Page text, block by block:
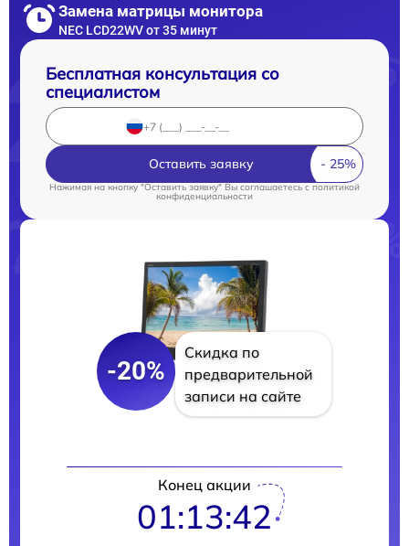
Замена матрицы монитора
NEC LCD22WV от 35 минут
Бесплатная консультация со
специалистом
Оставить заявку
Нажимая на кнопку "Оставить заявку" Вы соглашаетесь cполитикой
конфиденциальности
-20%
Скидка по
предварительной
записи на сайте
Конец акции
01:13:41